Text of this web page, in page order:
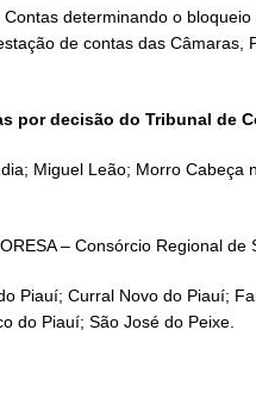
determinando o
de contas das Câmaras,
por decisão do Tribunal de
Miguel Leão; Morro Cabeça
– Consórcio Regional de
Piauí; Curral Novo do Piauí;
do Piauí; São José do Peixe.